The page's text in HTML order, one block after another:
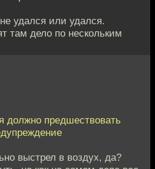
удался или удался.
там дело по нескольким
предшествовать
выстрел в воздух, да?